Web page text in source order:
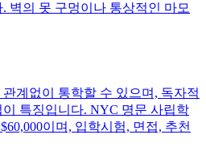
벽의 못 구멍이나 통상적인 마모
계없이 통학할 수 있으며, 독자적
특징입니다. NYC 명문 사립학
이며, 입학시험, 면접, 추천